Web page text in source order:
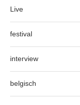
Live
festival
interview
belgisch